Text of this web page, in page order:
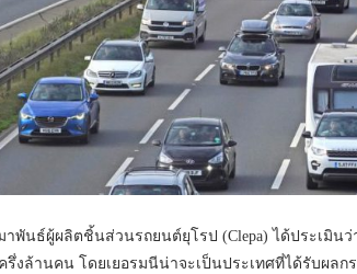
าพันธ์ผู้ผลิตชิ้นส่วนรถยนต์ยุโรป (Clepa) ได้ประเมิน
รึ่งล้านคน โดยเยอรมนีน่าจะเป็นประเทศที่ได้รับผลก